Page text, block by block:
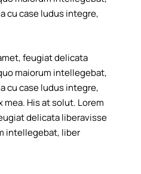
cu case ludus integre,
feugiat delicata
maiorum intellegebat,
cu case ludus integre,
His at solut. Lorem
delicata liberavisse
intellegebat, liber